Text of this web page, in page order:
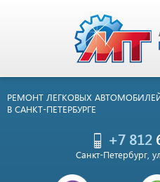
РЕМОНТ ЛЕГКОВЫХ
В САНКТ-ПЕТЕРБУРГЕ
+7 812
Санкт-Петербург,